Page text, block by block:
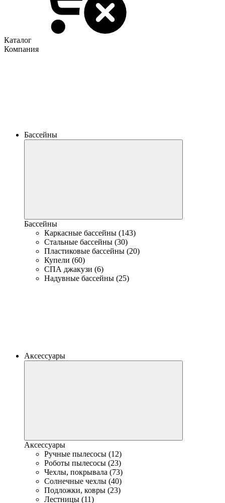
Каталог
Компания
Бассейны
Бассейны
Каркасные бассейны (143)
Стальные бассейны (30)
Пластиковые бассейны (20)
Купели (60)
СПА джакузи (6)
Надувные бассейны (25)
Аксессуары
Аксессуары
Ручные пылесосы (12)
Роботы пылесосы (23)
Чехлы, покрывала (73)
Солнечные чехлы (40)
Подложки, ковры (23)
Лестницы (11)